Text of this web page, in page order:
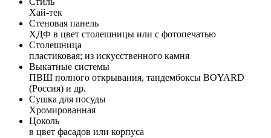
Хай-тек
Стеновая панель
ХДФ в цвет столешницы или с фотопечатью
Столешница
пластиковая; из искусственного камня
Выкатные системы
ПВШ полного открывания, тандембоксы BOYARD
(Россия) и др.
Сушка для посуды
Хромированная
Цоколь
в цвет фасадов или корпуса